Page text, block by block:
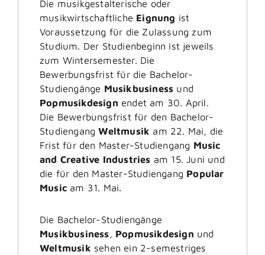
Die musikgestalterische oder
musikwirtschaftliche Eignung ist
Voraussetzung für die Zulassung zum
Studium. Der Studienbeginn ist jeweils
zum Wintersemester. Die
Bewerbungsfrist für die Bachelor-
Studiengänge Musikbusiness und
Popmusikdesign endet am 30. April.
Die Bewerbungsfrist für den Bachelor-
StudiengangWeltmusik am 22. Mai, die
Frist für den Master-Studiengang Music
and Creative Industries am 15. Juni und
die für den Master-Studiengang Popular
Music am 31. Mai.
Die Bachelor-Studiengänge
Musikbusiness
Popmusikdesign und
Weltmusik sehen ein 2-semestriges